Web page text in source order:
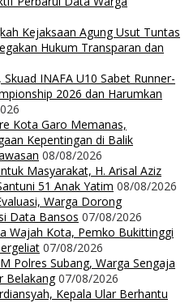
Kejaksaan Agung Usut Tuntas
Hukum Transparan dan
INAFA U10 Sabet Runner-
2026 dan Harumkan
Kota Garo Memanas,
Kepentingan di Balik
08/08/2026
Masyarakat, H. Arisal Aziz
51 Anak Yatim 08/08/2026
Warga Dorong
Data Bansos 07/08/2026
Wajah Kota, Pemko Bukittinggi
07/08/2026
Polres Subang, Warga Sengaja
Belakang 07/08/2026
Kepala Ular Berhantu